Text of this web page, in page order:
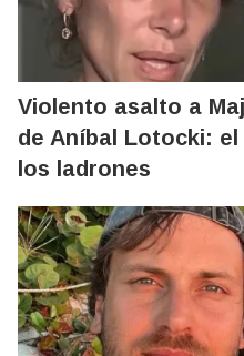
Violento asalto a
de Aníbal Lotocki:
los ladrones